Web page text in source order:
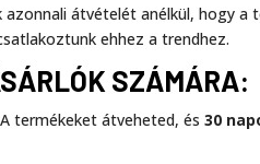
átvételét anélkül, hogy
ehhez a trendhez.
SZÁMÁRA:
A termékeket átveheted, és30